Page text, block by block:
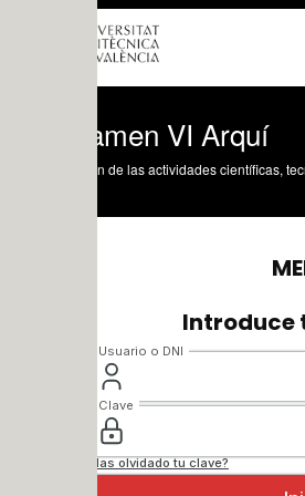
VI Arquí
de las actividades científicas, tecnológicas y